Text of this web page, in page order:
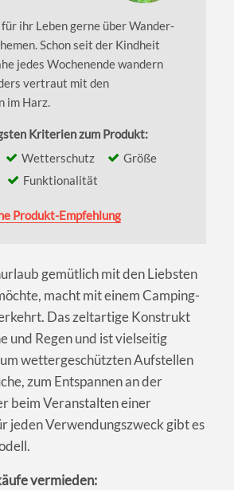
ihr Leben gerne über Wander-
Schon seit der Kindheit
jedes Wochenende wandern
vertraut mit den
im Harz.
Kriterien zum Produkt:
Wetterschutz
Größe
Funktionalität
Produkt-Empfehlung
gemütlich mit den Liebsten
macht mit einem Camping-
Das zeltartige Konstrukt
und Regen und ist vielseitig
wettergeschützten Aufstellen
zum Entspannen an der
beim Veranstalten einer
jeden Verwendungszweck gibt es
vermieden: